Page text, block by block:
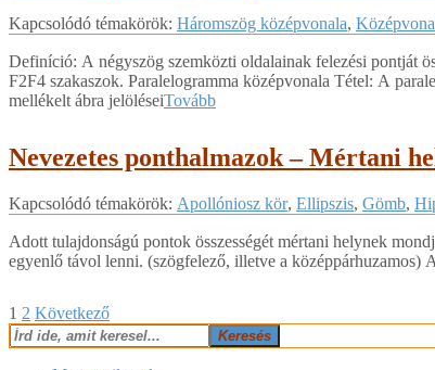
2018-
05
Kapcsolódó témakörök: Háromszög középvonala,
Definíció: A négyszög szemközti oldalainak felezési pontját
F2F4 szakaszok. Paralelogramma középvonala Tétel: A
mellékelt ábra jelöléseiTovább
Nevezetes ponthalmazok – Mértani
2018-
05
Kapcsolódó témakörök: Apollóniosz kör, Ellipszis, Gömb,
Adott tulajdonságú pontok összességét mértani helynek
egyenlő távol lenni. (szögfelező, illetve a
Bejegyzések
lapozása
1 2 Következő
Keresés